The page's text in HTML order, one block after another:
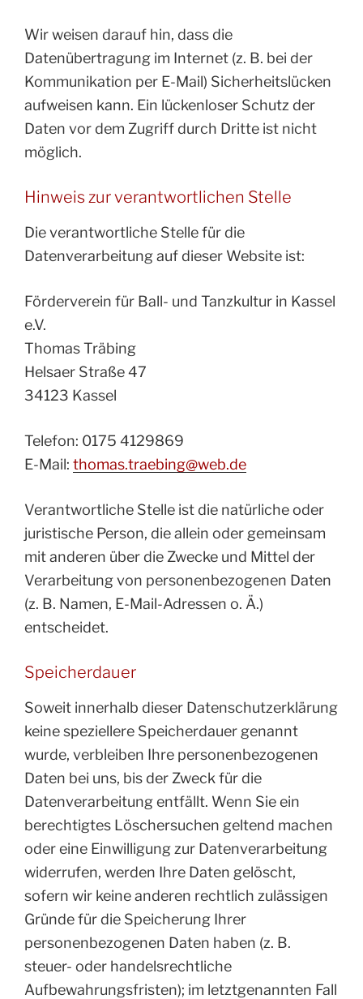
Wir weisen darauf hin, dass die
Datenübertragung im Internet (z. B. bei der
Kommunikation per E-Mail) Sicherheitslücken
aufweisen kann. Ein lückenloser Schutz der
Daten vor dem Zugriff durch Dritte ist nicht
möglich.
Hinweis zur verantwortlichen Stelle
Die verantwortliche Stelle für die
Datenverarbeitung auf dieser Website ist:
Förderverein für Ball- und Tanzkultur in Kassel
e.V.
Thomas Träbing
Helsaer Straße 47
34123 Kassel
Telefon: 0175 4129869
E-Mail: thomas.traebing@web.de
Verantwortliche Stelle ist die natürliche oder
juristische Person, die allein oder gemeinsam
mit anderen über die Zwecke und Mittel der
Verarbeitung von personenbezogenen Daten
(z. B. Namen, E-Mail-Adressen o. Ä.)
entscheidet.
Speicherdauer
Soweit innerhalb dieser Datenschutzerklärung
keine speziellere Speicherdauer genannt
wurde, verbleiben Ihre personenbezogenen
Daten bei uns, bis der Zweck für die
Datenverarbeitung entfällt. Wenn Sie ein
berechtigtes Löschersuchen geltend machen
oder eine Einwilligung zur Datenverarbeitung
widerrufen, werden Ihre Daten gelöscht,
sofern wir keine anderen rechtlich zulässigen
Gründe für die Speicherung Ihrer
personenbezogenen Daten haben (z. B.
steuer- oder handelsrechtliche
Aufbewahrungsfristen); im letztgenannten Fall